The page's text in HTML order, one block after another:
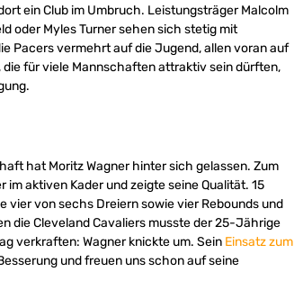
ein Club im Umbruch. Leistungsträger Malcolm
oder Myles Turner sehen sich stetig mit
Pacers vermehrt auf die Jugend, allen voran auf
die für viele Mannschaften attraktiv sein dürften,
hat Moritz Wagner hinter sich gelassen. Zum
aktiven Kader und zeigte seine Qualität. 15
vier von sechs Dreiern sowie vier Rebounds und
die Cleveland Cavaliers musste der 25-Jährige
verkraften: Wagner knickte um. Sein Einsatz zum
und freuen uns schon auf seine